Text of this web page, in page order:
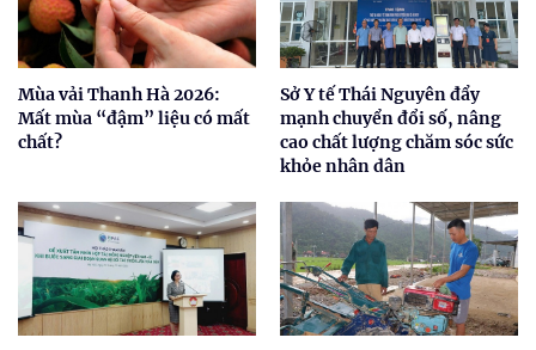
Mùa vải Thanh Hà 2026:
Mất mùa “đậm” liệu có mất
chất?
Sở Y tế Thái Nguyên đẩy
mạnh chuyển đổi số, nâng
cao chất lượng chăm sóc sức
khỏe nhân dân